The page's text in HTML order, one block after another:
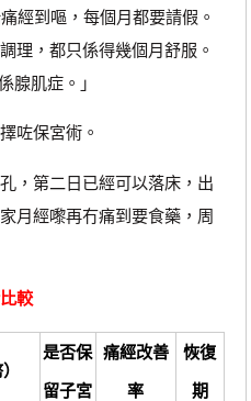
到嘔，每個月都要請假。
理，都只係得幾個月舒服。
腺肌症。」
咗保宮術。
第二日已經可以落床，出
月經嚟再冇痛到要食藥，周
較
是否保
留子宮
痛經改善
率
恢復
期